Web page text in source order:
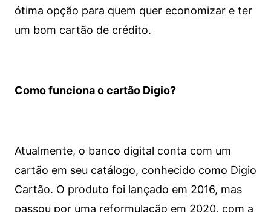
ótima opção para quem quer economizar e ter
um bom cartão de crédito.
Como funciona o cartão Digio?
Atualmente, o banco digital conta com um
cartão em seu catálogo, conhecido como Digio
Cartão. O produto foi lançado em 2016, mas
passou por uma reformulação em 2020, com a